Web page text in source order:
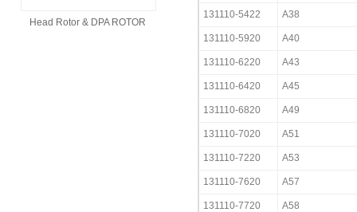
Head Rotor & DPA ROTOR
131110-5422 A38
131110-5920 A40
131110-6220 A43
131110-6420 A45
131110-6820 A49
131110-7020 A51
131110-7220 A53
131110-7620 A57
131110-7720 A58